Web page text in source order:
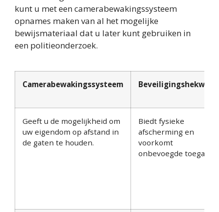
kunt u met een camerabewakingssysteem
opnames maken van al het mogelijke
bewijsmateriaal dat u later kunt gebruiken in
een politieonderzoek.
Camerabewakingssysteem Beveiligingshekwerk
Geeft u de mogelijkheid om
uw eigendom op afstand in
de gaten te houden.
Biedt fysieke
afscherming en
voorkomt
onbevoegde toegang.